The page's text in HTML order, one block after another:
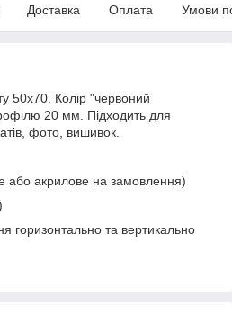
Доставка Оплата Умови
50х70. Колір "червоний
20 мм. Підходить для
фото, вишивок.
або акрилове на замовлення)
горизонтально та вертикально